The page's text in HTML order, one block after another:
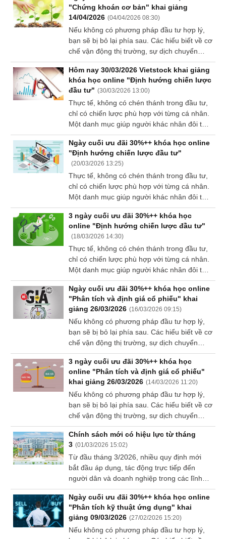
đến thành công.
"Chứng khoán cơ bản" khai giảng
14/04/2026 (04/04/2026 08:30)
Nếu không có phương pháp đầu tư hợp lý,
bạn sẽ bị bỏ lại phía sau. Các hiểu biết về cơ
chế vận động thị trường, sự dịch chuyển
dòng tiền giữa các ngành… đều là những
yếu tố không thể thiếu trong hành trình đi
đến thành công.
Hôm nay 30/03/2026 Vietstock khai giảng
khóa học online "Định hướng chiến lược
đầu tư" (30/03/2026 13:00)
Thực tế, không có chén thánh trong đầu tư,
chỉ có chiến lược phù hợp với từng cá nhân.
Một danh mục giúp người khác nhân đôi tài
khoản có thể khiến bạn "mất ngủ" nếu nó
vượt quá khả năng chịu đựng rủi ro của bạn.
Đừng để thị trường "dạy" bạn bằng những
khoản lỗ khổng lồ. Hãy bắt đầu hành trình tài
chính bằng một bản đồ thực thụ thay vì
những quyết định giao dịch mua bán cảm
tính.
Ngày cuối ưu đãi 30%++ khóa học online
"Định hướng chiến lược đầu tư"
(20/03/2026 13:25)
Thực tế, không có chén thánh trong đầu tư,
chỉ có chiến lược phù hợp với từng cá nhân.
Một danh mục giúp người khác nhân đôi tài
khoản có thể khiến bạn "mất ngủ" nếu nó
vượt quá khả năng chịu đựng rủi ro của bạn.
Đừng để thị trường "dạy" bạn bằng những
khoản lỗ khổng lồ. Hãy bắt đầu hành trình tài
chính bằng một bản đồ thực thụ thay vì
những quyết định giao dịch mua bán cảm
tính.
3 ngày cuối ưu đãi 30%++ khóa học
online "Định hướng chiến lược đầu tư"
(18/03/2026 14:30)
Thực tế, không có chén thánh trong đầu tư,
chỉ có chiến lược phù hợp với từng cá nhân.
Một danh mục giúp người khác nhân đôi tài
khoản có thể khiến bạn "mất ngủ" nếu nó
vượt quá khả năng chịu đựng rủi ro của bạn.
Đừng để thị trường "dạy" bạn bằng những
khoản lỗ khổng lồ. Hãy bắt đầu hành trình tài
chính bằng một bản đồ thực thụ thay vì
những quyết định giao dịch mua bán cảm
tính.
Ngày cuối ưu đãi 30%++ khóa học online
"Phân tích và định giá cổ phiếu" khai
giảng 26/03/2026 (16/03/2026 09:15)
Nếu không có phương pháp đầu tư hợp lý,
bạn sẽ bị bỏ lại phía sau. Các hiểu biết về cơ
chế vận động thị trường, sự dịch chuyển
dòng tiền giữa các ngành… đều là những
yếu tố không thể thiếu trong hành trình đi
đến thành công.
3 ngày cuối ưu đãi 30%++ khóa học
online "Phân tích và định giá cổ phiếu"
khai giảng 26/03/2026 (14/03/2026 11:20)
Nếu không có phương pháp đầu tư hợp lý,
bạn sẽ bị bỏ lại phía sau. Các hiểu biết về cơ
chế vận động thị trường, sự dịch chuyển
dòng tiền giữa các ngành… đều là những
yếu tố không thể thiếu trong hành trình đi
đến thành công.
Chính sách mới có hiệu lực từ tháng
3 (01/03/2026 15:02)
Từ đầu tháng 3/2026, nhiều quy định mới
bắt đầu áp dụng, tác động trực tiếp đến
người dân và doanh nghiệp trong các lĩnh
vực bất động sản, cư trú, ngân hàng, giao
thông, giáo dục và đường sắt.
Ngày cuối ưu đãi 30%++ khóa học online
"Phân tích kỹ thuật ứng dụng" khai
giảng 09/03/2026 (27/02/2026 15:20)
Nếu không có phương pháp đầu tư hợp lý,
Bài
viết
(-)
Báo
(-)
Thuật
ngữ
Dịch
vụ
tư
tài
chính